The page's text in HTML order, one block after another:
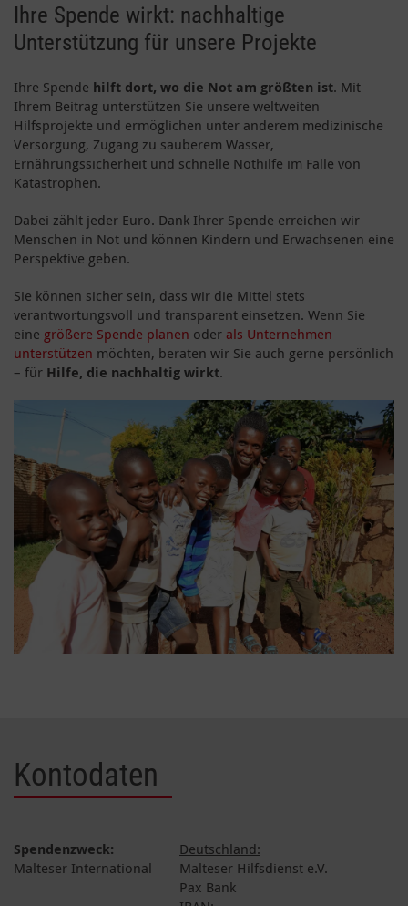
Ihre Spende wirkt: nachhaltige
Unterstützung für unsere Projekte
Ihre Spende hilft dort, wo die Not am größten ist. Mit
Ihrem Beitrag unterstützen Sie unsere weltweiten
Hilfsprojekte und ermöglichen unter anderem medizinische
Versorgung, Zugang zu sauberem Wasser,
Ernährungssicherheit und schnelle Nothilfe im Falle von
Katastrophen.
Dabei zählt jeder Euro. Dank Ihrer Spende erreichen wir
Menschen in Not und können Kindern und Erwachsenen eine
Perspektive geben.
Sie können sicher sein, dass wir die Mittel stets
verantwortungsvoll und transparent einsetzen. Wenn Sie
eine größere Spende planen oder als Unternehmen
unterstützen möchten, beraten wir Sie auch gerne persönlich
– für Hilfe, die nachhaltig wirkt.
Kontodaten
Spendenzweck:
Malteser International
Deutschland:
Malteser Hilfsdienst e.V.
Pax Bank